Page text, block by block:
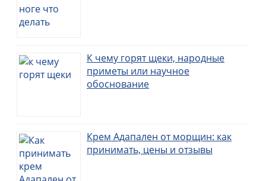
К чему горят щеки, народные
приметы или научное
обоснование
Крем Адапален от морщин: как
принимать, цены и отзывы